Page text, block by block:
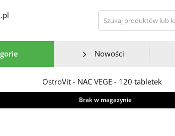
Szukaj
Nowości
Brak w magazynie
Zdjęcie / wizualizacja produktu może odbiegać od aktualnego